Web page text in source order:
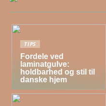
TIPS
Fordele ved
laminatgulve:
holdbarhed og stil til
danske hjem